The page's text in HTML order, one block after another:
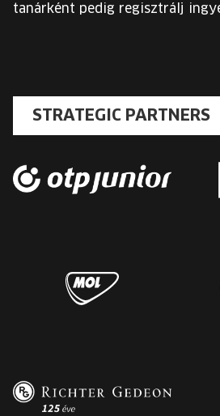
tanárként pedig regisztrálj
STRATEGIC PARTNERS